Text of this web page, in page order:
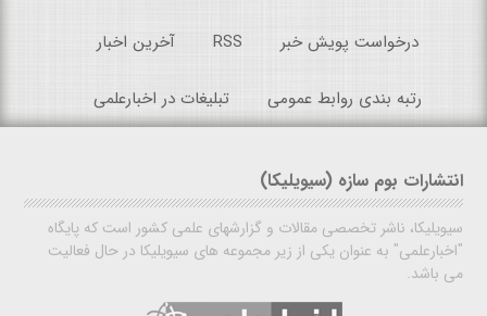
درخواست پویش خبر RSS آخرین اخبار
رتبه بندی روابط عمومی تبلیغات در اخبارعلمی
انتشارات بوم سازه (سیویلیکا)
سیویلیکا، ناشر تخصصی مقالات و گزارشهای علمی کشور است که پایگاه
"اخبارعلمی" به عنوان یکی از زیر مجموعه های سیویلیکا در حال فعالیت
می باشد.